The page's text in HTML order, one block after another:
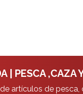
| PESCA ,CAZA
artículos de